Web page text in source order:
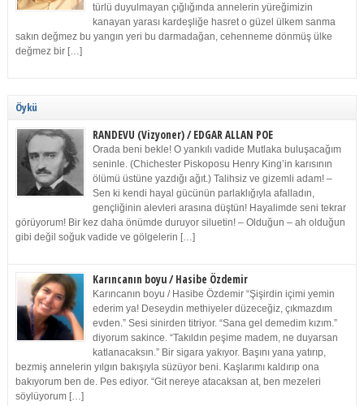
türlü duyulmayan çığlığında annelerin yüreğimizin
kanayan yarası kardeşliğe hasret o güzel ülkem sanma
sakın değmez bu yangın yeri bu darmadağan, cehenneme dönmüş ülke
değmez bir […]
Öykü
RANDEVU (Vizyoner) / EDGAR ALLAN POE
Orada beni bekle! O yankılı vadide Mutlaka buluşacağım
seninle. (Chichester Piskoposu Henry King’in karısının
ölümü üstüne yazdığı ağıt.) Talihsiz ve gizemli adam! –
Sen ki kendi hayal gücünün parlaklığıyla afalladın,
gençliğinin alevleri arasına düştün! Hayalimde seni tekrar
görüyorum! Bir kez daha önümde duruyor siluetin! – Olduğun – ah olduğun
gibi değil soğuk vadide ve gölgelerin […]
Karıncanın boyu / Hasibe Özdemir
Karıncanın boyu / Hasibe Özdemir “Şişirdin içimi yemin
ederim ya! Deseydin methiyeler düzeceğiz, çıkmazdım
evden.” Sesi sinirden titriyor. “Sana gel demedim kızım.”
diyorum sakince. “Takıldın peşime madem, ne duyarsan
katlanacaksın.” Bir sigara yakıyor. Başını yana yatırıp,
bezmiş annelerin yılgın bakışıyla süzüyor beni. Kaşlarımı kaldırıp ona
bakıyorum ben de. Pes ediyor. “Git nereye atacaksan at, ben mezeleri
söylüyorum […]